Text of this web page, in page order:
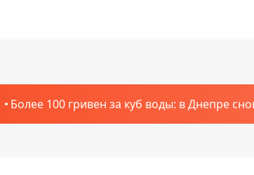
Более 100 гривен за куб воды: в Днепре